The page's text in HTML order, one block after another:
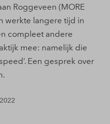
Roggeveen (MORE
werkte langere tijd in
compleet andere
mee: namelijk die
Een gesprek over